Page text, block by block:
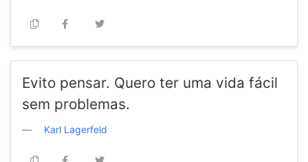
Evito pensar. Quero ter uma vida fácil
sem problemas.
Karl Lagerfeld